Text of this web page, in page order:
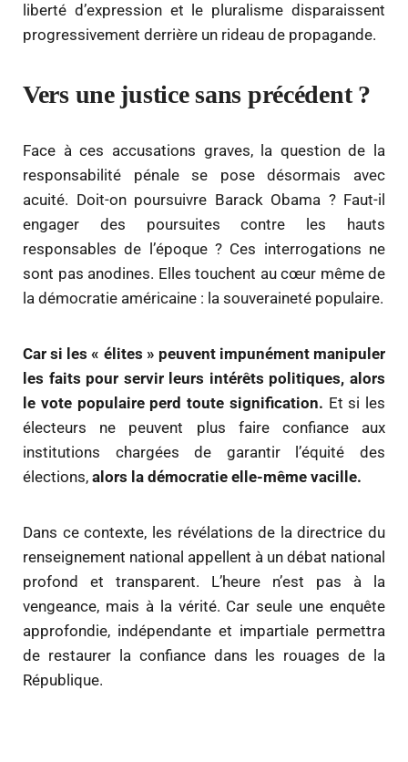
liberté d’expression et le pluralisme disparaissent
progressivement derrière un rideau de propagande.
Vers une justice sans précédent ?
Face à ces accusations graves, la question de la
responsabilité pénale se pose désormais avec
acuité. Doit-on poursuivre Barack Obama ? Faut-il
engager des poursuites contre les hauts
responsables de l’époque ? Ces interrogations ne
sont pas anodines. Elles touchent au cœur même de
la démocratie américaine : la souveraineté populaire.
Car si les « élites » peuvent impunément manipuler
les faits pour servir leurs intérêts politiques, alors
le vote populaire perd toute signification. Et si les
électeurs ne peuvent plus faire confiance aux
institutions chargées de garantir l’équité des
élections, alors la démocratie elle-même vacille.
Dans ce contexte, les révélations de la directrice du
renseignement national appellent à un débat national
profond et transparent. L’heure n’est pas à la
vengeance, mais à la vérité. Car seule une enquête
approfondie, indépendante et impartiale permettra
de restaurer la confiance dans les rouages de la
République.